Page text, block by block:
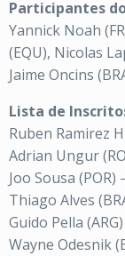
Participantes
Yannick Noah
(EQU), Nicolas
Jaime Oncins
Lista de
Ruben Ramirez
Adrian Ungur
Joo Sousa (POR)
Thiago Alves
Guido Pella
Wayne Odesnik